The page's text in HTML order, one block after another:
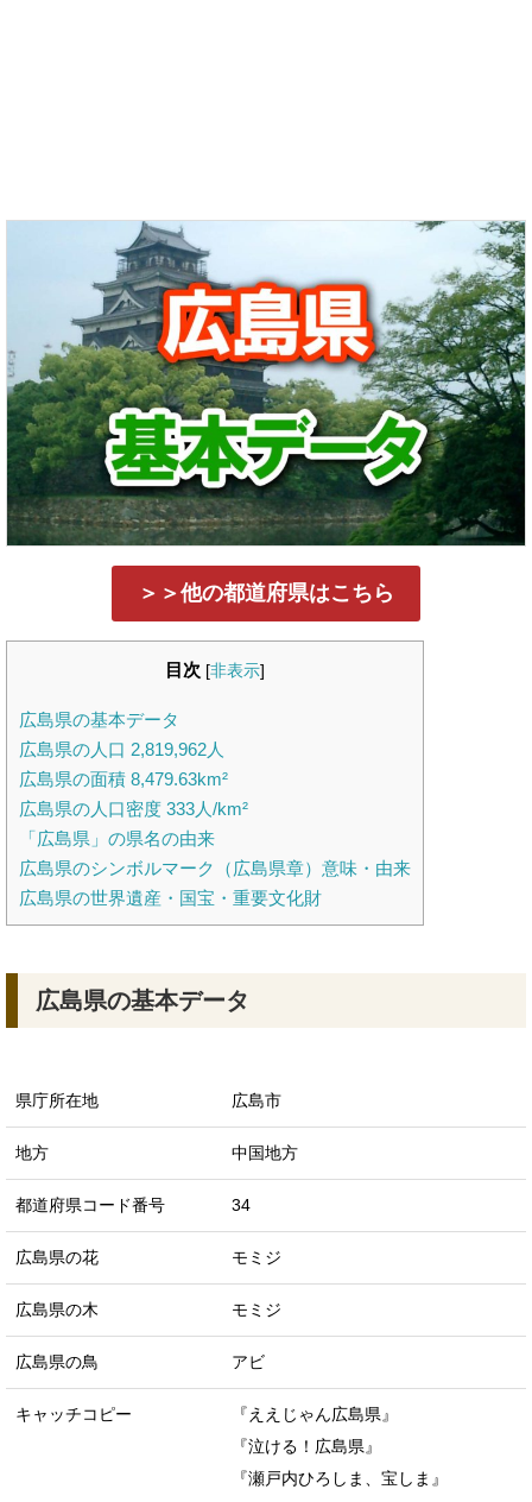
＞＞他の都道府県はこちら
目次 [非表示]
広島県の基本データ
広島県の人口 2,819,962人
広島県の面積 8,479.63km²
広島県の人口密度 333人/km²
「広島県」の県名の由来
広島県のシンボルマーク（広島県章）意味・由来
広島県の世界遺産・国宝・重要文化財
広島県の基本データ
県庁所在地 広島市
地方 中国地方
都道府県コード番号 34
広島県の花 モミジ
広島県の木 モミジ
広島県の鳥 アビ
キャッチコピー
『ええじゃん広島県』
『泣ける！広島県』
『瀬戸内ひろしま、宝しま』